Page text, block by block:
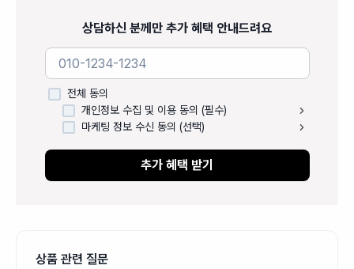
상담하신 분께만 추가 혜택 안내드려요
전체 동의
개인정보 수집 및 이용 동의 (필수)
마케팅 정보 수신 동의 (선택)
추가 혜택 받기
상품 관련 질문